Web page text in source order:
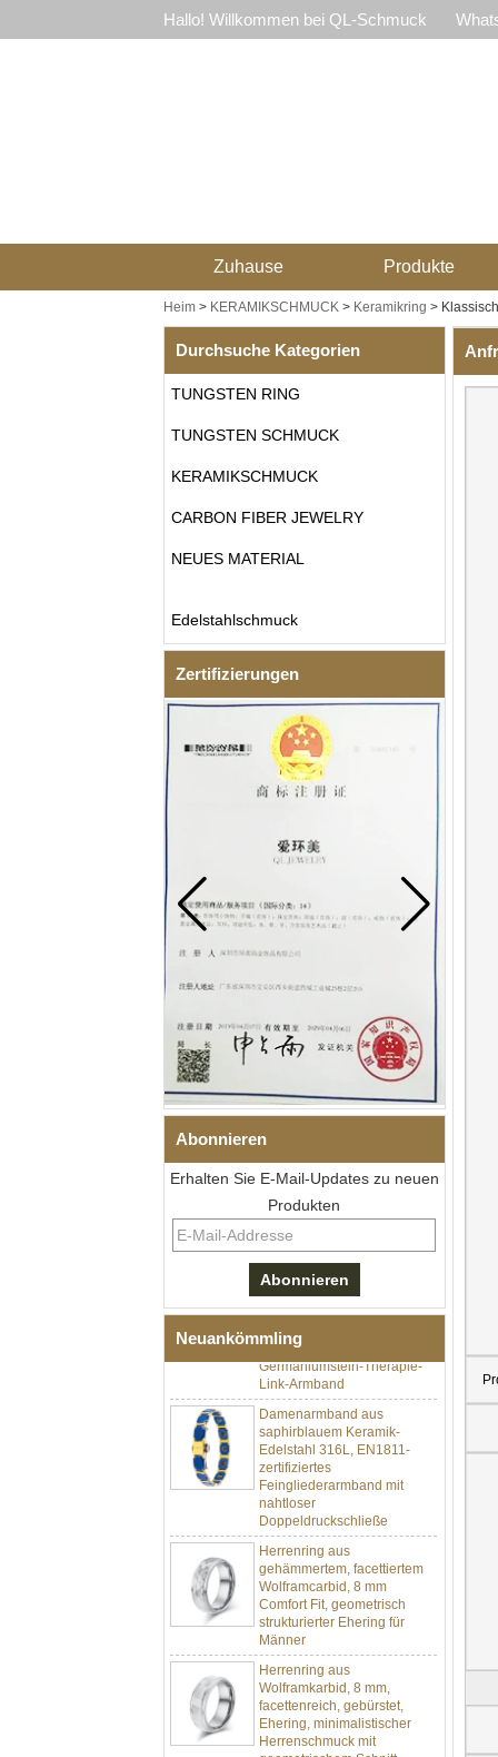
Hallo! Willkommen bei QL-Schmuck
Zuhause Produkte
Heim> KERAMIKSCHMUCK> Keramikring >
Durchsuche Kategorien
TUNGSTEN RING
TUNGSTEN SCHMUCK
KERAMIKSCHMUCK
CARBON FIBER JEWELRY
NEUES MATERIAL
Edelstahlschmuck
Zertifizierungen
Abonnieren
Erhalten Sie E-Mail-Updates zu neuen
Produkten
Neuankömmling
Herren-I-Links-Armband aus
schwarzem Zirkonoxid-
Keramik-Edelstahl 304,
316L-Doppeldruck-
Faltschließe, eingebettetes
Magnet- und
Link-Armband
Damenarmband aus
saphirblauem Keramik-
Edelstahl 316L, EN1811-
zertifiziertes
Feingliederarmband mit
nahtloser
Doppeldruckschließe
Herrenring aus
gehämmertem, facettiertem
Wolframcarbid, 8 mm
Comfort Fit, geometrisch
strukturierter Ehering für
Männer
Herrenring aus
Wolframkarbid, 8 mm,
facettenreich, gebürstet,
Ehering, minimalistischer
Herrenschmuck mit
geometrischem Schnitt